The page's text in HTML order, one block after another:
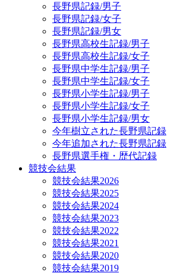
長野県記録/男子
長野県記録/女子
長野県記録/男女
長野県高校生記録/男子
長野県高校生記録/女子
長野県中学生記録/男子
長野県中学生記録/女子
長野県小学生記録/男子
長野県小学生記録/女子
長野県小学生記録/男女
今年樹立された長野県記録
今年追加された長野県記録
長野県選手権・歴代記録
競技会結果
競技会結果2026
競技会結果2025
競技会結果2024
競技会結果2023
競技会結果2022
競技会結果2021
競技会結果2020
競技会結果2019